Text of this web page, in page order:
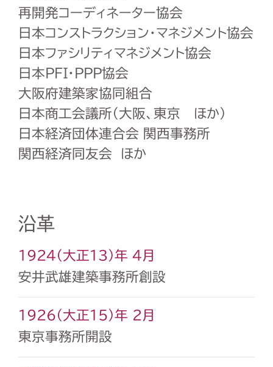
再開発コーディネーター協会
日本コンストラクション・マネジメント協会
日本ファシリティマネジメント協会
日本PFI・PPP協会
大阪府建築家協同組合
日本商工会議所（大阪、東京 ほか）
日本経済団体連合会 関西事務所
関西経済同友会 ほか
沿革
1924（大正13）年 4月
安井武雄建築事務所創設
1926（大正15）年 2月
東京事務所開設